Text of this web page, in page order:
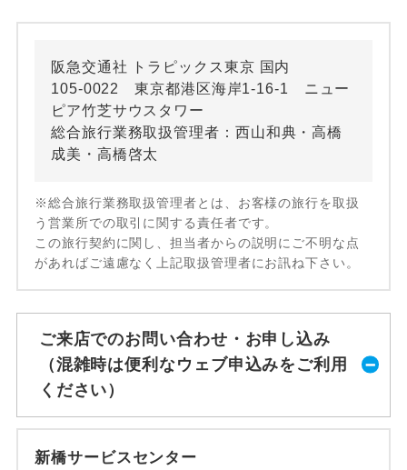
阪急交通社 トラピックス東京 国内
105-0022 東京都港区海岸1-16-1 ニュー
ピア竹芝サウスタワー
総合旅行業務取扱管理者：西山和典・高橋
成美・高橋啓太
※総合旅行業務取扱管理者とは、お客様の旅行を取扱
う営業所での取引に関する責任者です。
この旅行契約に関し、担当者からの説明にご不明な点
があればご遠慮なく上記取扱管理者にお訊ね下さい。
ご来店でのお問い合わせ・お申し込み
（混雑時は便利なウェブ申込みをご利用
ください）
新橋サービスセンター